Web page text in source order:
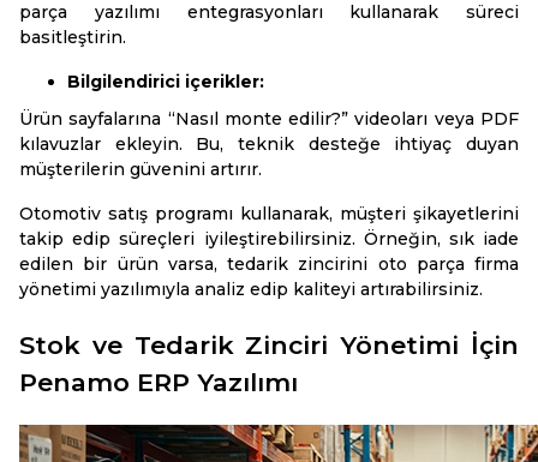
parça yazılımı entegrasyonları kullanarak süreci
basitleştirin.
Bilgilendirici içerikler:
Ürün sayfalarına “Nasıl monte edilir?” videoları veya PDF
kılavuzlar ekleyin. Bu, teknik desteğe ihtiyaç duyan
müşterilerin güvenini artırır.
Otomotiv satış programı kullanarak, müşteri şikayetlerini
takip edip süreçleri iyileştirebilirsiniz. Örneğin, sık iade
edilen bir ürün varsa, tedarik zincirini oto parça firma
yönetimi yazılımıyla analiz edip kaliteyi artırabilirsiniz.
Stok ve Tedarik Zinciri Yönetimi İçin
Penamo ERP Yazılımı